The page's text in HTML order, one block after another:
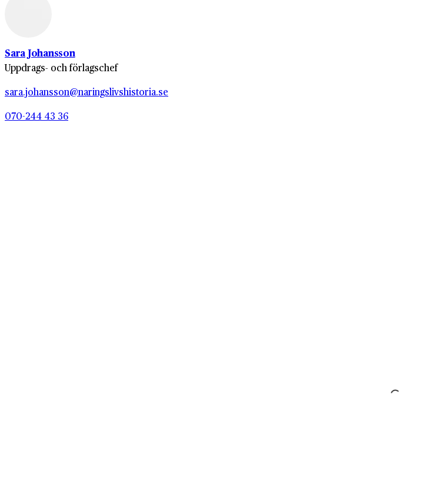
Sara Johansson
Uppdrags- och förlagschef
sara.johansson@naringslivshistoria.se
070-244 43 36